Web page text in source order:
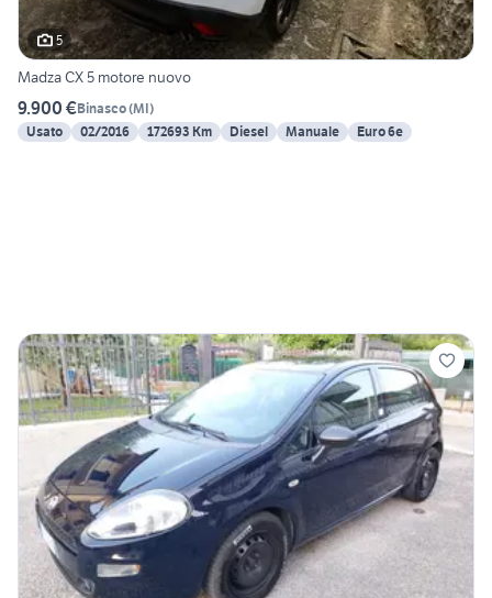
5
Madza CX 5 motore nuovo
9.900 €Binasco(MI)
Usato
02/2016 172693 Km Diesel Manuale Euro 6e